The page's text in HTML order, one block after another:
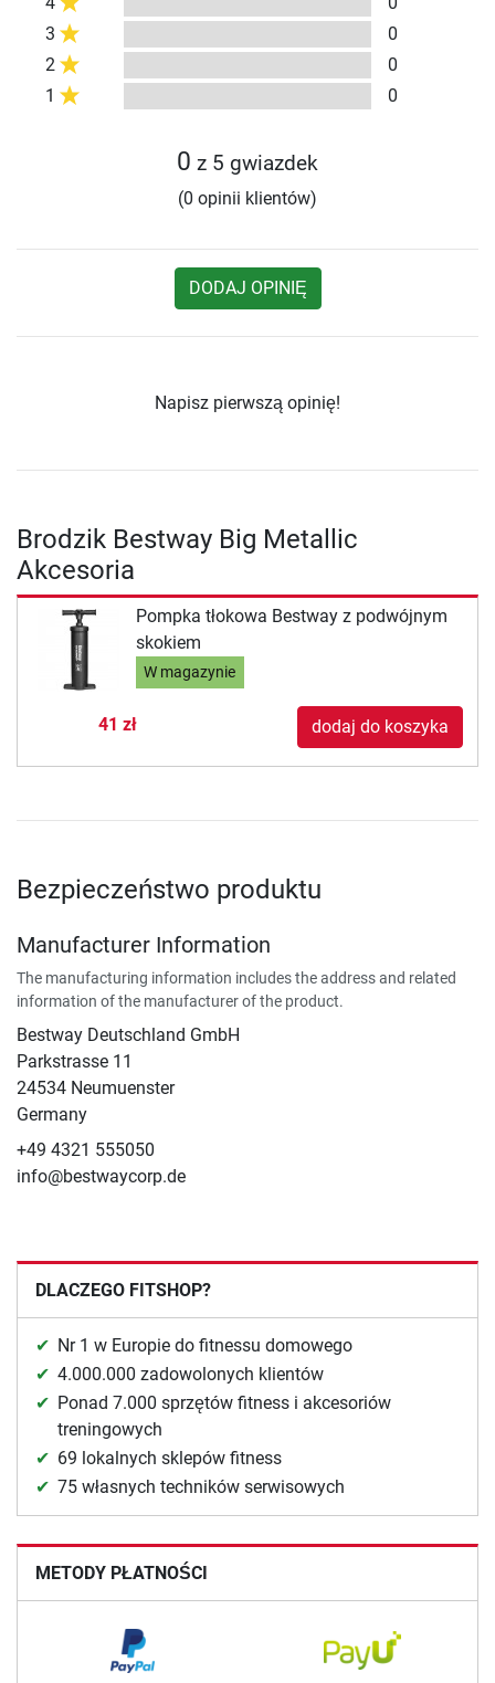
3
0
2
0
1
0
0 z 5 gwiazdek
(0 opinii klientów)
DODAJ OPINIĘ
Napisz pierwszą opinię!
Brodzik Bestway Big Metallic
Akcesoria
Pompka tłokowa Bestway z podwójnym
skokiem
W magazynie
41 zł dodaj do koszyka
Bezpieczeństwo produktu
Manufacturer Information
The manufacturing information includes the address and related
information of the manufacturer of the product.
Bestway Deutschland GmbH
Parkstrasse 11
24534 Neumuenster
Germany
+49 4321 555050
info@bestwaycorp.de
DLACZEGO FITSHOP?
Nr 1 w Europie do fitnessu domowego
4.000.000 zadowolonych klientów
Ponad 7.000 sprzętów fitness i akcesoriów
treningowych
69 lokalnych sklepów fitness
75 własnych techników serwisowych
METODY PŁATNOŚCI